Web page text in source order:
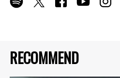
RECOMMEND